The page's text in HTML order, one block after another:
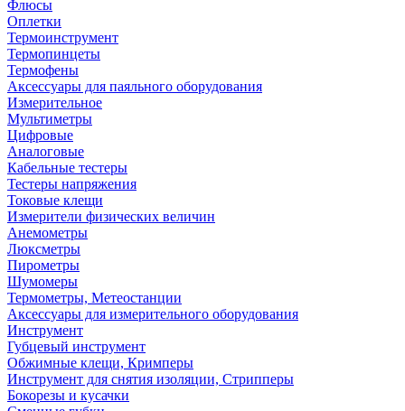
Флюсы
Оплетки
Термоинструмент
Термопинцеты
Термофены
Аксессуары для паяльного оборудования
Измерительное
Мультиметры
Цифровые
Аналоговые
Кабельные тестеры
Тестеры напряжения
Токовые клещи
Измерители физических величин
Анемометры
Люксметры
Пирометры
Шумомеры
Термометры, Метеостанции
Аксессуары для измерительного оборудования
Инструмент
Губцевый инструмент
Обжимные клещи, Кримперы
Инструмент для снятия изоляции, Стрипперы
Бокорезы и кусачки